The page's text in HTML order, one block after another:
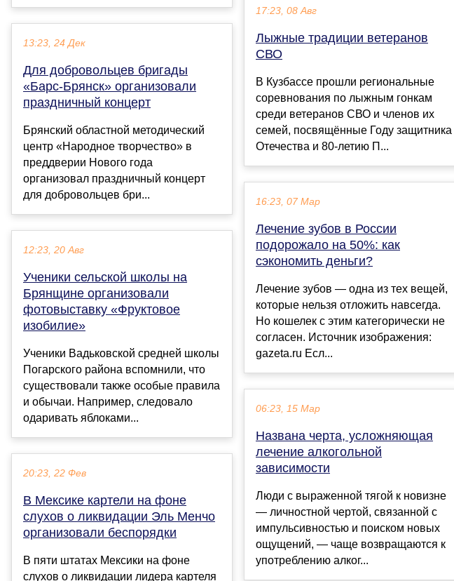
13:23, 24 Дек
Для добровольцев бригады
«Барс-Брянск» организовали
праздничный концерт
Брянский областной методический
центр «Народное творчество» в
преддверии Нового года
организовал праздничный концерт
для добровольцев бри...
12:23, 20 Авг
Ученики сельской школы на
Брянщине организовали
фотовыставку «Фруктовое
изобилие»
Ученики Вадьковской средней школы
Погарского района вспомнили, что
существовали также особые правила
и обычаи. Например, следовало
одаривать яблоками...
20:23, 22 Фев
В Мексике картели на фоне
слухов о ликвидации Эль Менчо
организовали беспорядки
В пяти штатах Мексики на фоне
слухов о ликвидации лидера картеля
17:23, 08 Авг
Лыжные традиции ветеранов
СВО
В Кузбассе прошли региональные
соревнования по лыжным гонкам
среди ветеранов СВО и членов их
семей, посвящённые Году защитника
Отечества и 80-летию П...
16:23, 07 Мар
Лечение зубов в России
подорожало на 50%: как
сэкономить деньги?
Лечение зубов — одна из тех вещей,
которые нельзя отложить навсегда.
Но кошелек с этим категорически не
согласен. Источник изображения:
gazeta.ru Есл...
06:23, 15 Мар
Названа черта, усложняющая
лечение алкогольной
зависимости
Люди с выраженной тягой к новизне
— личностной чертой, связанной с
импульсивностью и поиском новых
ощущений, — чаще возвращаются к
употреблению алког...